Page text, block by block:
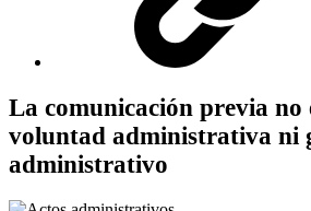
La comunicación previa no
voluntad administrativa ni
administrativo